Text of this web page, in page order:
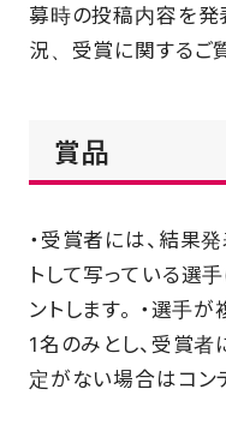
募時の投稿内容を発
況、受賞に関するご
賞品
・受賞者には、結果
トして写っている選
ントします。 ・選手
1名のみとし、受賞者
定がない場合はコン